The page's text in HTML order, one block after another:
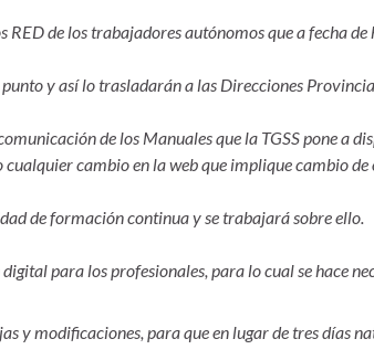
RED de los trabajadores autónomos que a fecha
punto y así lo trasladarán a las Direcciones
de los Manuales que la TGSS pone a
cualquier cambio en la web que implique cambio
de formación continua y se trabajará sobre ello.
para los profesionales, para lo cual se hace
y modificaciones, para que en lugar de tres días